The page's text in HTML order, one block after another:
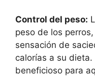
Control del peso:
peso de los
sensación de
calorías a su
beneficioso para